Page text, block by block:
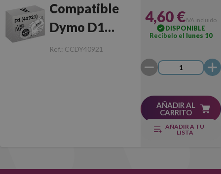
Compatible
Dymo D1
(40921)
Ref.: CCDY40921
4,60 €IVA incluido
DISPONIBLE
Recíbelo el lunes 10
AÑADIR AL
CARRITO
AÑADIR A TU
LISTA